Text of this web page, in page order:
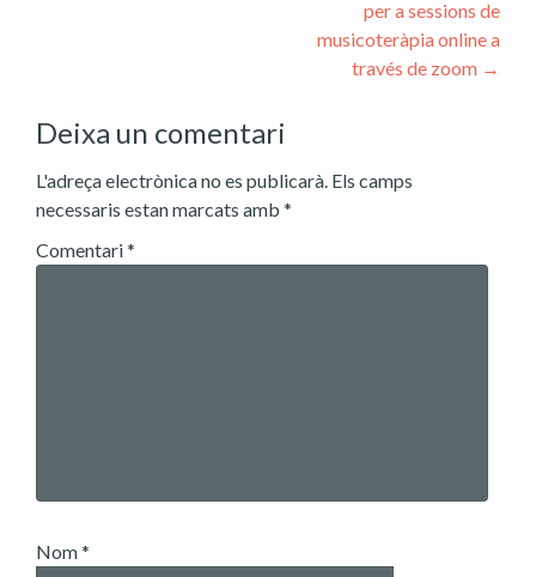
per a sessions de
musicoteràpia online a
través de zoom →
Deixa un comentari
L'adreça electrònica no es publicarà. Els camps
necessaris estan marcats amb *
Comentari*
Nom*